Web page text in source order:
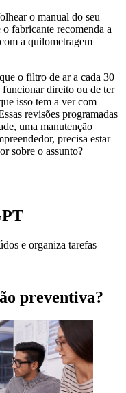
o manual do seu
fabricante recomenda a
a quilometragem
o filtro de ar a cada 30
direito ou de ter
isso tem a ver com
revisões programadas
uma manutenção
precisa estar
sobre o assunto?
e organiza tarefas
preventiva?